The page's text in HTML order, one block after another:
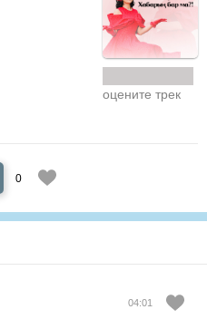
оцените трек
0
04:01